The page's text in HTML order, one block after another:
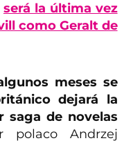
será la última vez
como Geralt de
meses se
dejará la
saga de novelas
polaco Andrzej